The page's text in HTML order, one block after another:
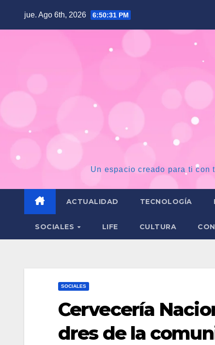
jue. Ago 6th, 2026 6:50:33 PM
Un espacio creado para ti con
ACTUALIDAD TECNOLOGÍA
SOCIALES LIFE CULTURA
SOCIALES
Cervecería
dres de la